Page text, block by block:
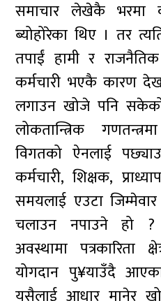
समाचार लेखेकै भरमा
ब्योहोरेका थिए । तर
तपाईं हामी र
कर्मचारी भएकै कारण
लगाउन खोजे पनि
लोकतान्त्रिक
विगतको ऐनलाई
कर्मचारी, शिक्षक,
समयलाई एउटा
चलाउन नपाउने हो
अवस्थामा पत्रकारिता
योगदान पु¥याउँदै